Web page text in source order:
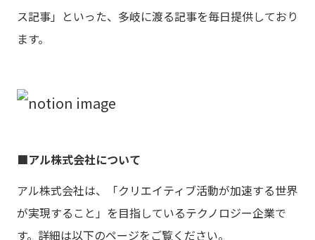
ス記事」といった、多岐に渡る記事を毎日提供しており
ます。
■アル株式会社について
アル株式会社は、「クリエイティブ活動が加速する世界
が実現すること」を目指しているテクノロジー企業で
す。詳細は以下のページをご覧ください。